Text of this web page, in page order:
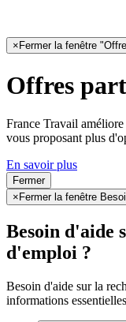
× Fermer la fenêtre
Offres
France Travail
vous proposant plus
En savoir plus
Fermer
× Fermer la fenêtre
Besoin d'aide
d'emploi ?
Besoin d'aide sur la
informations